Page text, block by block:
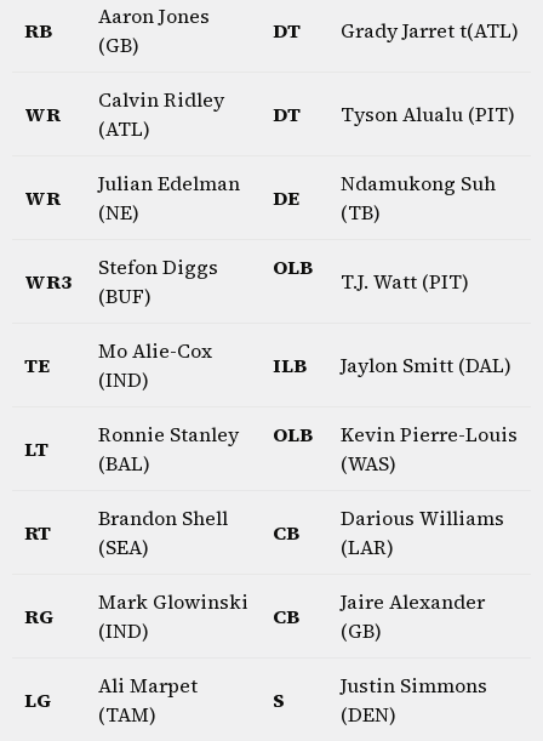
RB
Aaron Jones
(GB)
DT Grady Jarret t(ATL)
WR
Calvin Ridley
(ATL)
DT Tyson Alualu (PIT)
WR
Julian Edelman
(NE)
DE
Ndamukong Suh
(TB)
WR3
Stefon Diggs
(BUF)
OLB
T.J. Watt (PIT)
TE
Mo Alie-Cox
(IND)
ILB Jaylon Smitt (DAL)
LT
Ronnie Stanley
(BAL)
OLB
Kevin Pierre-Louis
(WAS)
RT
Brandon Shell
(SEA)
CB
Darious Williams
(LAR)
RG
Mark Glowinski
(IND)
CB
Jaire Alexander
(GB)
LG
Ali Marpet
(TAM)
S
Justin Simmons
(DEN)